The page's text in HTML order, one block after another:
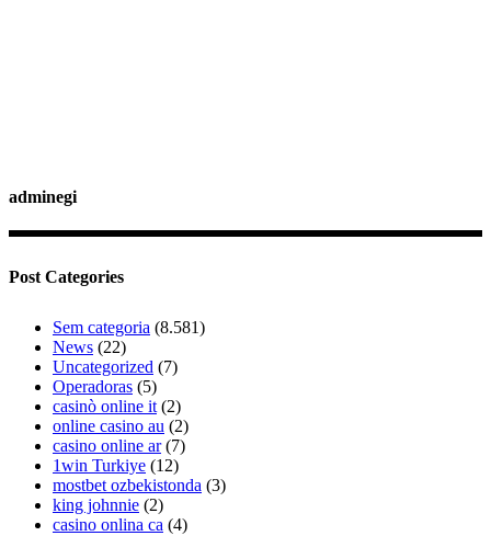
adminegi
Post Categories
Sem categoria (8.581)
News (22)
Uncategorized (7)
Operadoras (5)
casinò online it (2)
online casino au (2)
casino online ar(7)
1win Turkiye (12)
mostbet ozbekistonda (3)
king johnnie (2)
casino onlina ca (4)